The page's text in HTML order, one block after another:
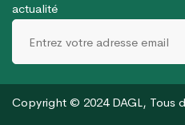
actualité
Copyright © 2024 DAGL, Tous